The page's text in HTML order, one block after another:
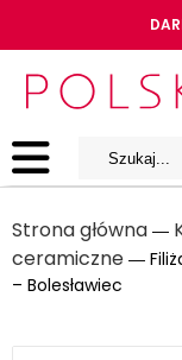
Strona główna ―
ceramiczne ―
– Bolesławiec